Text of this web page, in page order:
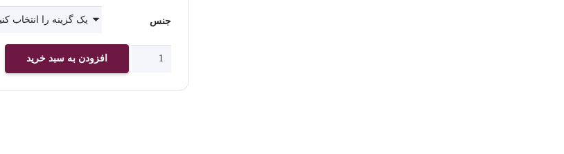
جنس
چاپ
افزودن به سبد خرید